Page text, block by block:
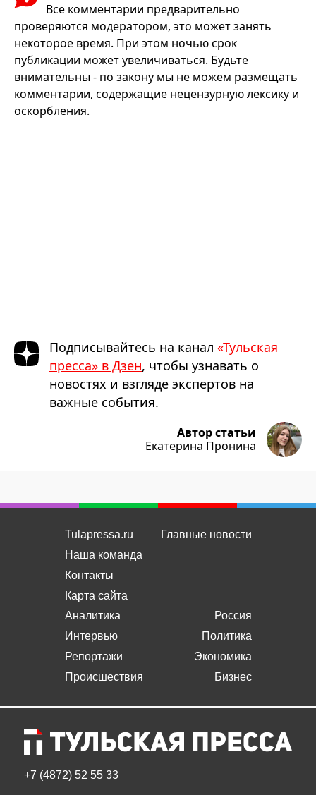
Все комментарии предварительно
проверяются модератором, это может занять
некоторое время. При этом ночью срок
публикации может увеличиваться. Будьте
внимательны - по закону мы не можем размещать
комментарии, содержащие нецензурную лексику и
оскорбления.
Подписывайтесь на канал «Тульская
пресса» в Дзен, чтобы узнавать о
новостях и взгляде экспертов на
важные события.
Автор статьи
Екатерина Пронина
Tulapressa.ru
Наша команда
Контакты
Карта сайта
Главные новости
Аналитика
Интервью
Репортажи
Происшествия
Россия
Политика
Экономика
Бизнес
+7 (4872) 52 55 33